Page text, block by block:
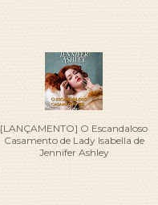
[LANÇAMENTO] O Escandaloso
Casamento de Lady Isabella de
Jennifer Ashley